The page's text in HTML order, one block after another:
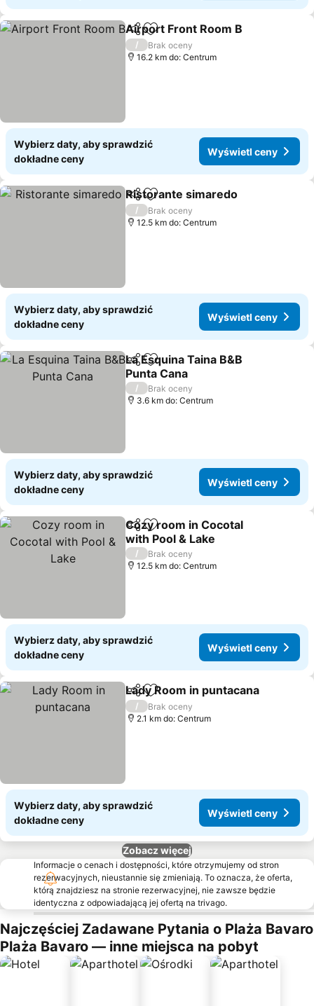
UdostępnijDodaj do ulubionych
Airport Front Room B
/
Brak oceny
16.2 km do: Centrum
Wybierz daty, aby sprawdzić
dokładne ceny
Wyświetl ceny
Udostępnij
Dodaj do ulubionych
Ristorante simaredo
/
Brak oceny
12.5 km do: Centrum
Wybierz daty, aby sprawdzić
dokładne ceny
Wyświetl ceny
UdostępnijDodaj do ulubionych
La Esquina Taina B&B
Punta Cana
/
Brak oceny
3.6 km do: Centrum
Wybierz daty, aby sprawdzić
dokładne ceny
Wyświetl ceny
Udostępnij
Dodaj do ulubionych
Cozy room in Cocotal
with Pool & Lake
/
Brak oceny
12.5 km do: Centrum
Wybierz daty, aby sprawdzić
dokładne ceny
Wyświetl ceny
Udostępnij
Dodaj do ulubionych
Lady Room in puntacana
/
Brak oceny
2.1 km do: Centrum
Wybierz daty, aby sprawdzić
dokładne ceny
Wyświetl ceny
Zobacz więcej
Informacje o cenach i dostępności, które otrzymujemy od stron
rezerwacyjnych, nieustannie się zmieniają. To oznacza, że oferta,
którą znajdziesz na stronie rezerwacyjnej, nie zawsze będzie
identyczna z odpowiadającą jej ofertą na trivago.
Najczęściej Zadawane Pytania o Plaża Bavaro
Plaża Bavaro — inne miejsca na pobyt